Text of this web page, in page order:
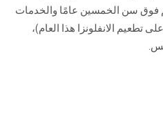
هم فوق سن الخمسين عامًا والخدمات
تطعيم الانفلونزا هذا العام)،